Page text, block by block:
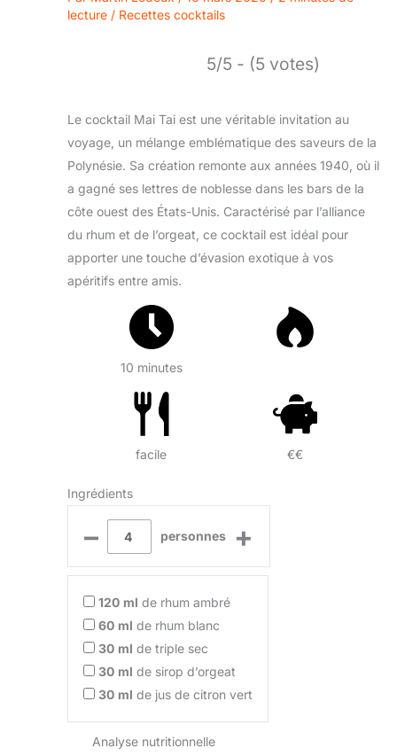
lecture / Recettes cocktails
5/5 - (5 votes)
Le cocktail Mai Tai est une véritable invitation au
voyage, un mélange emblématique des saveurs de la
Polynésie. Sa création remonte aux années 1940, où il
a gagné ses lettres de noblesse dans les bars de la
côte ouest des États-Unis. Caractérisé par l’alliance
du rhum et de l’orgeat, ce cocktail est idéal pour
apporter une touche d’évasion exotique à vos
apéritifs entre amis.
10 minutes
facile €€
Ingrédients
– personnes +
120 ml de rhum ambré
60 ml de rhum blanc
30 ml de triple sec
30 ml de sirop d’orgeat
30 ml de jus de citron vert
Analyse nutritionnelle